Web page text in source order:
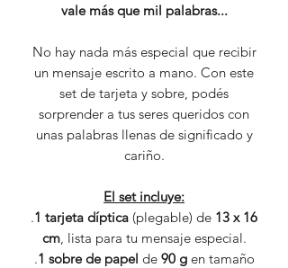
vale más que mil palabras...
No hay nada más especial que recibir
un mensaje escrito a mano. Con este
set de tarjeta y sobre, podés
sorprender a tus seres queridos con
unas palabras llenas de significado y
cariño.
El set incluye:
.1 tarjeta díptica (plegable) de 13 x 16
cm, lista para tu mensaje especial.
.1 sobre de papel de 90 gen tamaño